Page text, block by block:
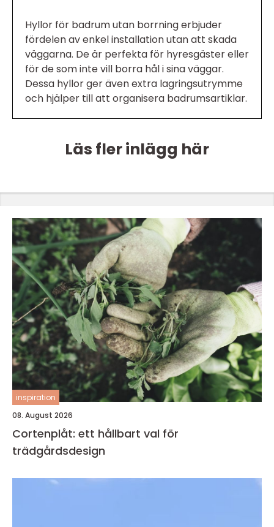
Hyllor för badrum utan borrning erbjuder
fördelen av enkel installation utan att skada
väggarna. De är perfekta för hyresgäster eller
för de som inte vill borra hål i sina väggar.
Dessa hyllor ger även extra lagringsutrymme
och hjälper till att organisera badrumsartiklar.
Läs fler inlägg här
inspiration
08. August 2026
Cortenplåt: ett hållbart val för
trädgårdsdesign